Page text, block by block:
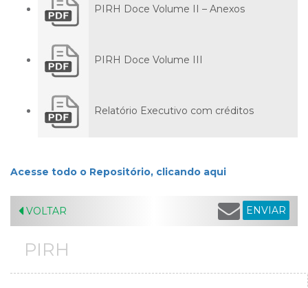
PIRH Doce Volume II – Anexos
PIRH Doce Volume III
Relatório Executivo com créditos
Acesse todo o Repositório, clicando aqui
VOLTAR ENVIAR
PIRH